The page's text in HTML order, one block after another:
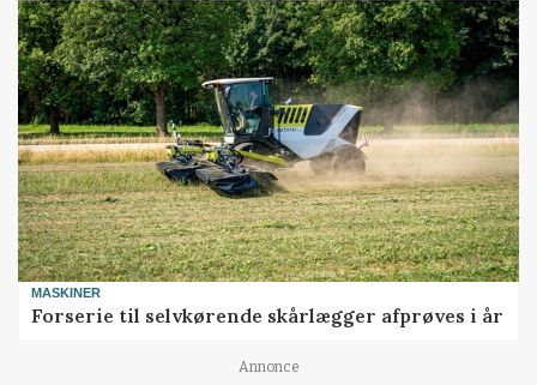
MASKINER
Forserie til selvkørende skårlægger afprøves i år
Annonce